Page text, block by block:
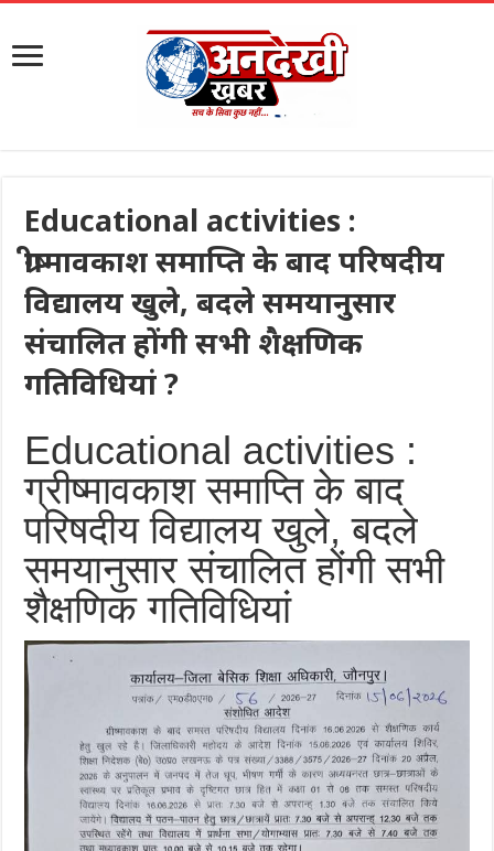
Educational activities :
ग्रीष्मावकाश समाप्ति के बाद परिषदीय
विद्यालय खुले, बदले समयानुसार
संचालित होंगी सभी शैक्षणिक
गतिविधियां ?
Educational activities :
ग्रीष्मावकाश समाप्ति के बाद
परिषदीय विद्यालय खुले, बदले
समयानुसार संचालित होंगी सभी
शैक्षणिक गतिविधियां